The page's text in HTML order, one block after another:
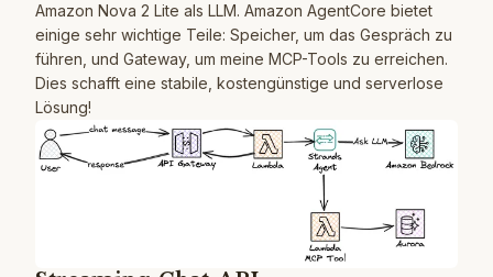
Amazon Nova 2 Lite als LLM. Amazon AgentCore bietet
einige sehr wichtige Teile: Speicher, um das Gespräch zu
führen, und Gateway, um meine MCP-Tools zu erreichen.
Dies schafft eine stabile, kostengünstige und serverlose
Lösung!